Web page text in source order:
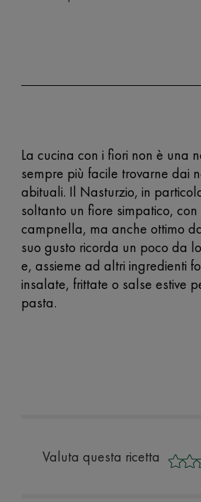
La cucina con i fiori non è una
sempre più facile trovarne dai
abituali. Il Nasturzio, in
soltanto un fiore simpatico,
campnella, ma anche ottimo
suo gusto ricorda un poco da
e, assieme ad altri ingredienti
insalate, frittate o salse estive
pasta.
Valuta questa ricetta